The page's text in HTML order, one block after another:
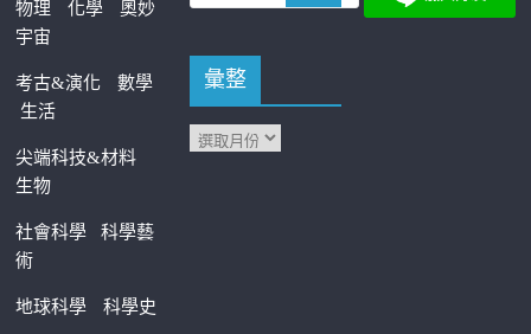
物理 化學
奧妙
宇宙
考古&演化
數學
生活
尖端科技&材料
生物
社會科學科學藝
術
地球科學 科學史
彙整